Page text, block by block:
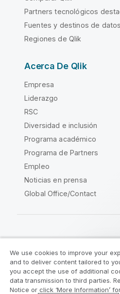
Partners tecnológicos
Fuentes y destinos de datos
Regiones de Qlik
Acerca De Qlik
Empresa
Liderazgo
RSC
Diversidad e inclusión
Programa académico
Programa de Partners
Empleo
Noticias en prensa
Global Office/Contact
Acuerdos legales
Legal Policies
Política legal
We use cookies to improve your
and to deliver content tailored to
you accept the use of additional
data transmission to third parties.
Notice or click ‘More Information’